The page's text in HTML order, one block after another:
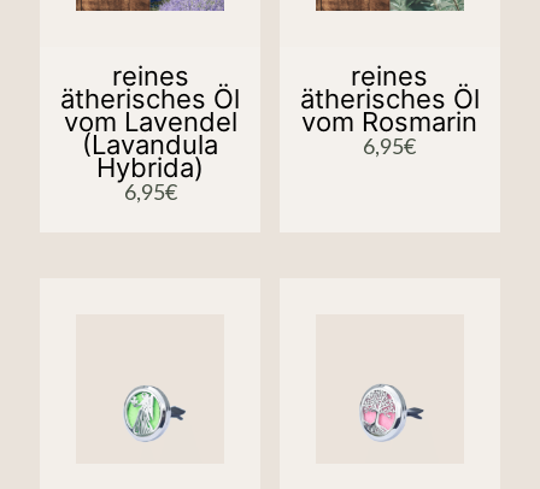
reines
ätherisches Öl
vom Lavendel
(Lavandula
Hybrida)
6,95€
reines
ätherisches Öl
vom Rosmarin
6,95€